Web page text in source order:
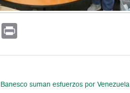
LinkedIn
suman esfuerzos por Venezuela